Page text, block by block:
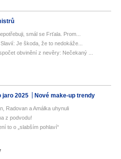
smál se Frťala. Prom...
Je škoda, že to nedokáže...
obvinění z nevěry: Nečekaný ...
jaro 2025 Nové make-up trendy
Radovan a Amálka uhynuli
z podvodu!
to o „slabším pohlaví“